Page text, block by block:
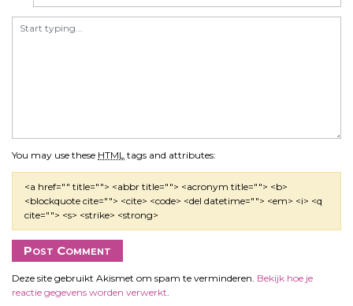
You may use these HTML tags and attributes:
<a href="" title=""> <abbr title=""> <acronym title=""> <b>
<blockquote cite=""> <cite> <code> <del datetime=""> <em> <i> <q
cite=""> <s> <strike> <strong>
Deze site gebruikt Akismet om spam te verminderen. Bekijk hoe je
reactie gegevens worden verwerkt.